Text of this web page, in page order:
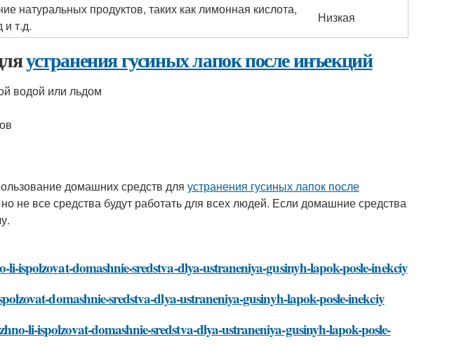
натуральных продуктов, таких как лимонная кислота,
и т.д.
Низкая
устранения гусиных лапок после инъекций
водой или льдом
домашних средств для устранения гусиных лапок после
не все средства будут работать для всех людей. Если домашние средства
li-ispolzovat-domashnie-sredstva-dlya-ustraneniya-gusinyh-lapok-posle-inekciy
domashnie-sredstva-dlya-ustraneniya-gusinyh-lapok-posle-inekciy
li-ispolzovat-domashnie-sredstva-dlya-ustraneniya-gusinyh-lapok-posle-